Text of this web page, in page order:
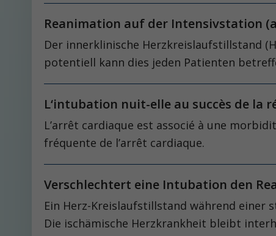
Reanimation auf der Intensivstation
Der innerklinische Herzkreislaufstillstand
potentiell kann dies jeden Patienten
L‘intubation nuit-elle au succès de la
L’arrêt cardiaque est associé à une
fréquente de l’arrêt cardiaque.
Verschlechtert eine Intubation den
Ein Herz-Kreislaufstillstand während
Die ischämische Herzkrankheit bleibt